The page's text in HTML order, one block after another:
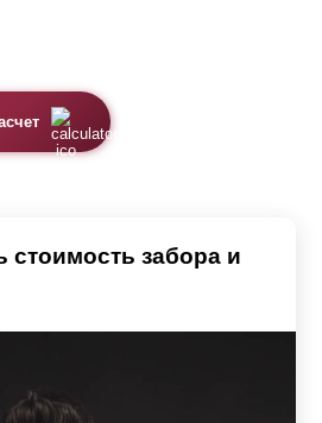
стоимость забора и